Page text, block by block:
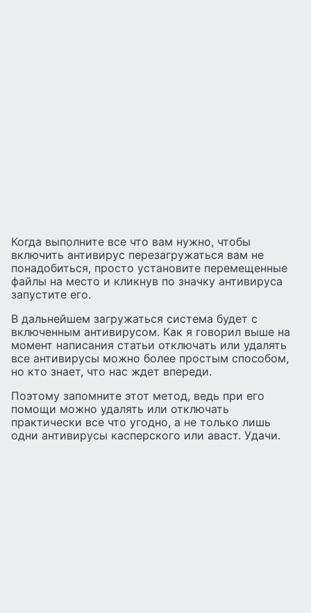
Когда выполните все что вам нужно, чтобы
включить антивирус перезагружаться вам не
понадобиться, просто установите перемещенные
файлы на место и кликнув по значку антивируса
запустите его.
В дальнейшем загружаться система будет с
включенным антивирусом. Как я говорил выше на
момент написания статьи отключать или удалять
все антивирусы можно более простым способом,
но кто знает, что нас ждет впереди.
Поэтому запомните этот метод, ведь при его
помощи можно удалять или отключать
практически все что угодно, а не только лишь
одни антивирусы касперского или аваст. Удачи.